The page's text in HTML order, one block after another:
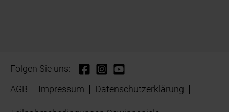
Folgen Sie uns:
AGB
Impressum Datenschutzerklärung